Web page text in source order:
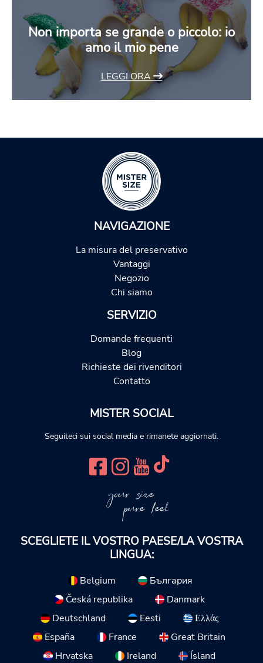
Non importa se grande o piccolo: io
amo il mio pene
LEGGI ORA
NAVIGAZIONE
La misura del preservativo
Vantaggi
Negozio
Chi siamo
SERVIZIO
Domande frequenti
Blog
Richieste dei rivenditori
Contatto
MISTER SOCIAL
Seguiteci sui social media e rimanete aggiornati.
your size
pure feel
SCEGLIETE IL VOSTRO PAESE/LA VOSTRA
LINGUA:
Belgium
България
Česká republika
Danmark
Deutschland
Eesti
Ελλάς
España
France
Great Britain
Hrvatska
Ireland Ísland